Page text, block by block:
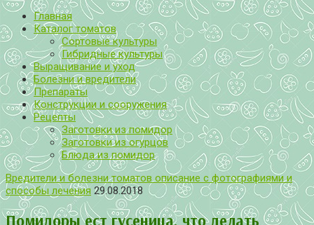
Главная
Каталог томатов
Сортовые культуры
Гибридные культуры
Выращивание и уход
Болезни и вредители
Препараты
Конструкции и сооружения
Рецепты
Заготовки из помидор
Заготовки из огурцов
Блюда из помидор
Вредители и болезни томатов описание с фотографиями и
способы лечения 29.08.2018
Помидоры ест гусеница, что делать